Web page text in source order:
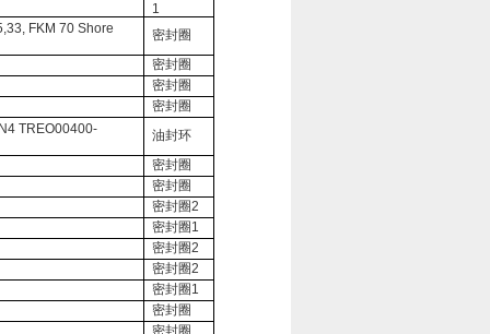
1
FKM 70 Shore
密封圈
密封圈
密封圈
密封圈
TREO00400-
油封环
密封圈
密封圈
密封圈2
密封圈 1
密封圈2
密封圈2
密封圈 1
密封圈
密封圈